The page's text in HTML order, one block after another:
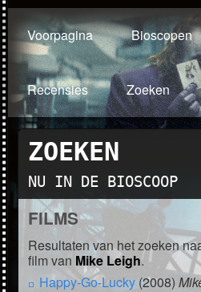
Voorpagina Bioscopen
Recensies Zoeken
ZOEKEN
NU IN DE BIOSCOOP
FILMS
Resultaten van het zoeken
film van Mike Leigh.
Happy-Go-Lucky (2008)